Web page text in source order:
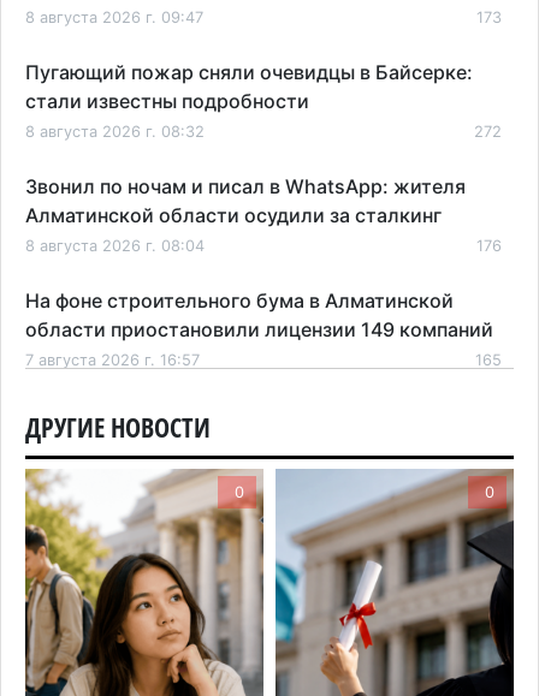
8 августа 2026 г. 09:47 173
Пугающий пожар сняли очевидцы в Байсерке:
стали известны подробности
8 августа 2026 г. 08:32 272
Звонил по ночам и писал в WhatsApp: жителя
Алматинской области осудили за сталкинг
8 августа 2026 г. 08:04 176
На фоне строительного бума в Алматинской
области приостановили лицензии 149 компаний
7 августа 2026 г. 16:57 165
Казахстанские абитуриенты узнали, кто получил
образовательные гранты
7 августа 2026 г. 15:24 221
Онкопациентов в Алматинской области лечат в
морских контейнерах
7 августа 2026 г. 11:24 176
В Талгарском районе загорелись строительные
отходы: пожар охватил 300 квадратных метров
ДРУГИЕ НОВОСТИ
0 0